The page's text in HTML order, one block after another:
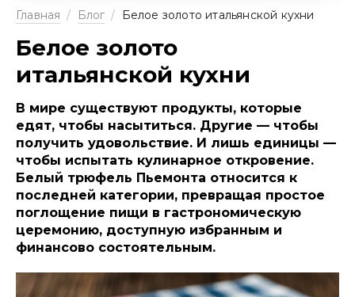
Главная / Блог / Белое золото итальянской кухни
Белое золото
итальянской кухни
В мире существуют продукты, которые
едят, чтобы насытиться. Другие — чтобы
получить удовольствие. И лишь единицы —
чтобы испытать кулинарное откровение.
Белый трюфель Пьемонта относится к
последней категории, превращая простое
поглощение пищи в гастрономическую
церемонию, доступную избранным и
финансово состоятельным.